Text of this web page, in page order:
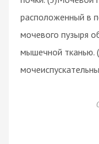
расположенный в
мочевого пузыря
мышечной тканью.